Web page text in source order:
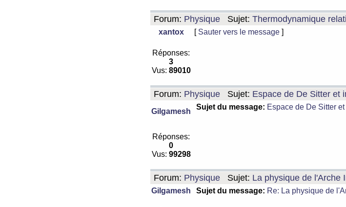
Forum: Physique Sujet: Thermodynamique
xantox [ Sauter vers le message ]
Réponses:
3
Vus: 89010
Forum: Physique Sujet: Espace de De Sitter et
Gilgamesh
Sujet du message: Espace de De Sitter
Réponses:
0
Vus: 99298
Forum: Physique Sujet: La physique de l'Arche
Gilgamesh Sujet du message: Re: La physique de